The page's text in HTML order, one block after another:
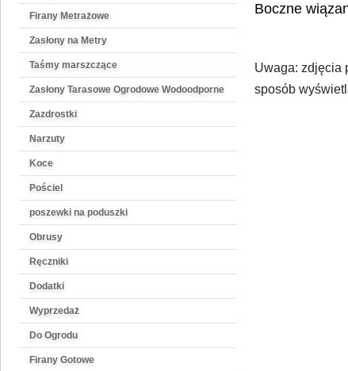
Firany Metrażowe
Zasłony na Metry
Taśmy marszczące
Zasłony Tarasowe Ogrodowe Wodoodporne
Zazdrostki
Narzuty
Koce
Pościel
poszewki na poduszki
Obrusy
Ręczniki
Dodatki
Wyprzedaż
Do Ogrodu
Firany Gotowe
Boczne
Uwaga: zdjęcia
sposób